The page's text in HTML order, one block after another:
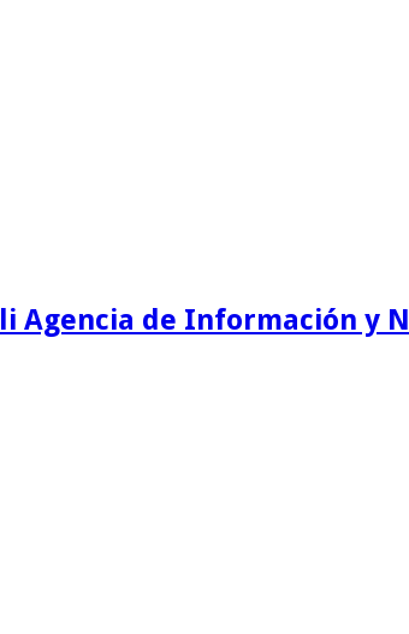
Agencia de Información y